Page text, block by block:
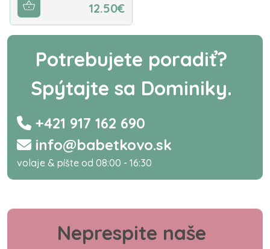
12.50€
Potrebujete poradiť?
Spýtajte sa Dominiky.
+421 917 162 690
info@babetkovo.sk
volaje & píšte od 08:00 - 16:30
Neprespite naše